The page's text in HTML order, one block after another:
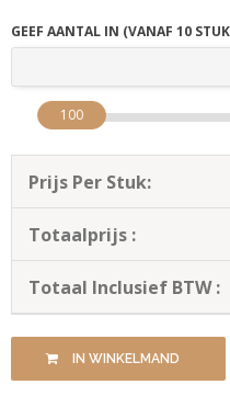
GEEF AANTAL IN (VANAF 10
100
Prijs Per Stuk:
Totaalprijs :
Totaal Inclusief BTW :